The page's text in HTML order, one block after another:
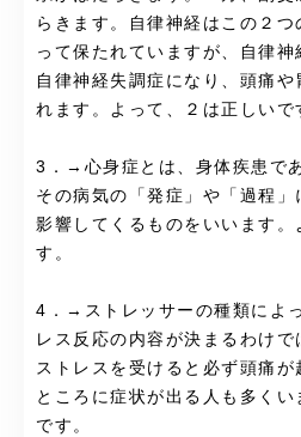
らきます。自律神経はこの２つ
って保たれていますが、自律神
自律神経失調症になり、頭痛
れます。よって、２は正しいで
3．→心身症とは、身体疾患で
その病気の「発症」や「過程」
影響してくるものをいいます
す。
4．→ストレッサーの種類によ
レス反応の内容が決まるわけで
ストレスを受けると必ず頭痛
ところに症状が出る人も多くい
です。